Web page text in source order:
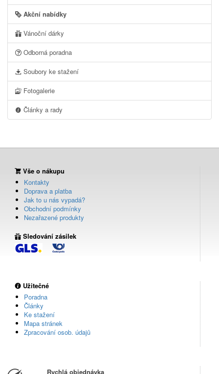
Akční nabídky
Vánoční dárky
Odborná poradna
Soubory ke stažení
Fotogalerie
Články a rady
Vše o nákupu
Kontakty
Doprava a platba
Jak to u nás vypadá?
Obchodní podmínky
Nezařazené produkty
Sledování zásilek
Užitečné
Poradna
Články
Ke stažení
Mapa stránek
Zpracování osob. údajů
Rychlá objednávka